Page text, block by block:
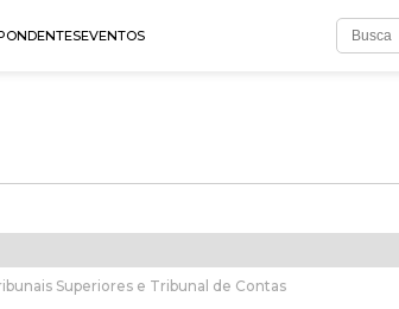
EVENTOS
Superiores e Tribunal de Contas